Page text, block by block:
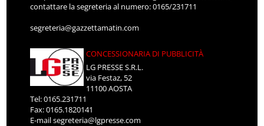
contattare la segreteria al numero: 0165/231711
segreteria@gazzettamatin.com
CONCESSIONARIA DI PUBBLICITÀ
LG PRESSE S.R.L.
via Festaz, 52
11100 AOSTA
Tel: 0165.231711
Fax: 0165.1820141
E-mailsegreteria@lgpresse.com